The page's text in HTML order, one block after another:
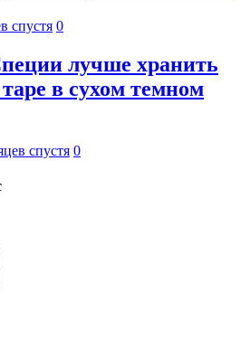
спустя 0
лучше хранить
в сухом темном
спустя 0